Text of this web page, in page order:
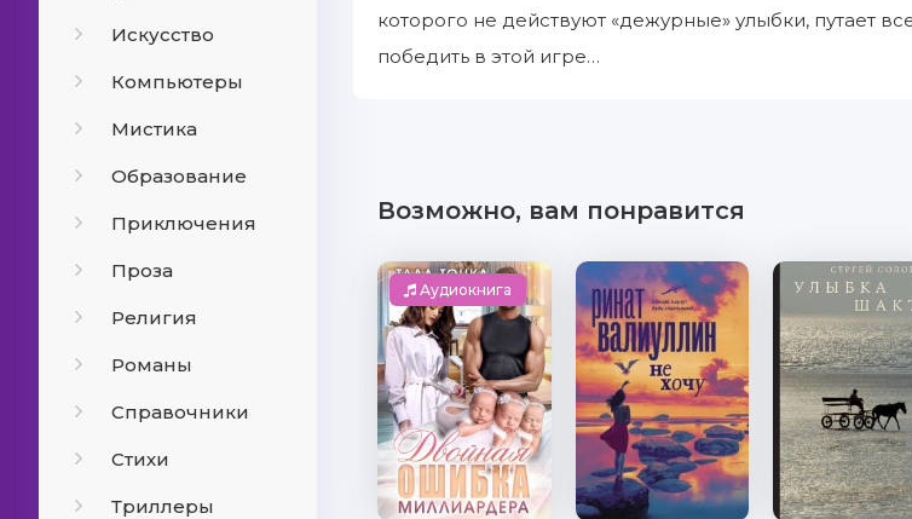
Искусство
Компьютеры
Мистика
Образование
Приключения
Проза
Религия
Романы
Справочники
Стихи
Триллеры
которого не действуют «дежурные» улыбки, путает
победить в этой игре…
Возможно, вам понравится
Аудиокнига